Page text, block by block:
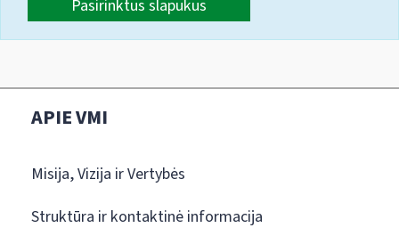
Pasirinktus slapukus
APIE VMI
Misija, Vizija ir Vertybės
Struktūra ir kontaktinė informacija